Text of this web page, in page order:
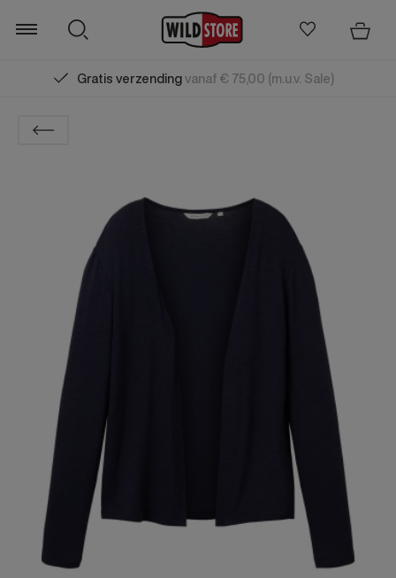
Gratis verzendingvanaf € 75,00 (m.u.v. Sale)
Zoeken